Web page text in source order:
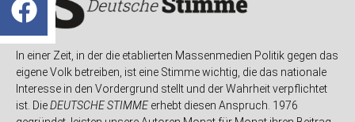
In einer Zeit, in der die etablierten Massenmedien Politik gegen das
eigene Volk betreiben, ist eine Stimme wichtig, die das nationale
Interesse in den Vordergrund stellt und der Wahrheit verpflichtet
ist. DieDEUTSCHE STIMMEerhebt diesen Anspruch. 1976